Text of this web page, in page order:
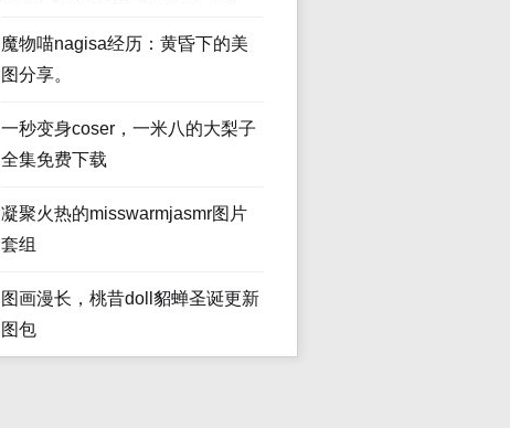
魔物喵nagisa经历：黄昏下的美
图分享。
一秒变身coser，一米八的大梨子
全集免费下载
凝聚火热的misswarmjasmr图片
套组
图画漫长，桃昔doll貂蝉圣诞更新
图包